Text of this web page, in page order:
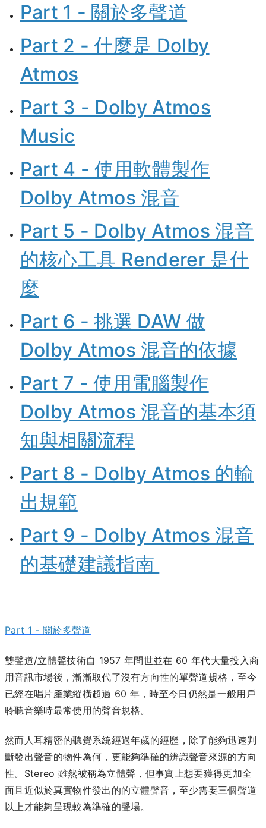
Part 1 - 關於多聲道
Part 2 - 什麼是 Dolby
Atmos
Part 3 - Dolby Atmos
Music
Part 4 - 使用軟體製作
Dolby Atmos 混音
Part 5 - Dolby Atmos 混音
的核心工具 Renderer 是什
麼
Part 6 - 挑選 DAW 做
Dolby Atmos 混音的依據
Part 7 - 使用電腦製作
Dolby Atmos 混音的基本須
知與相關流程
Part 8 - Dolby Atmos 的輸
出規範
Part 9 - Dolby Atmos 混音
的基礎建議指南
Part 1 - 關於多聲道
雙聲道/立體聲技術自 1957 年問世並在 60 年代大量投入商
用音訊市場後，漸漸取代了沒有方向性的單聲道規格，至今
已經在唱片產業縱橫超過 60 年，時至今日仍然是一般用戶
聆聽音樂時最常使用的聲音規格。
然而人耳精密的聽覺系統經過年歲的經歷，除了能夠迅速判
斷發出聲音的物件為何，更能夠準確的辨識聲音來源的方向
性。Stereo 雖然被稱為立體聲，但事實上想要獲得更加全
面且近似於真實物件發出的的立體聲音，至少需要三個聲道
以上才能夠呈現較為準確的聲場。